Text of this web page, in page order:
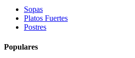
Sopas
Platos Fuertes
Postres
Populares